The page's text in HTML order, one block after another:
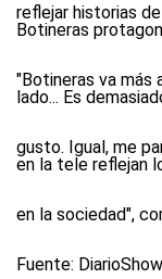
reflejar historias
Botineras
"Botineras va más
lado... Es
gusto. Igual, me
en la tele reflejan
en la sociedad",
Fuente: